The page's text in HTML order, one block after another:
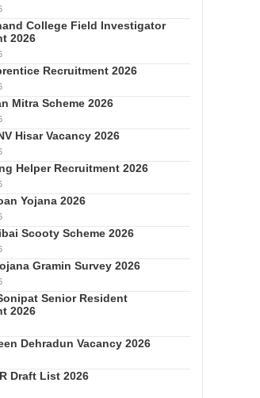
College Field Investigator
2026
Recruitment 2026
Mitra Scheme 2026
Hisar Vacancy 2026
Helper Recruitment 2026
Yojana 2026
Scooty Scheme 2026
Gramin Survey 2026
Senior Resident
2026
Dehradun Vacancy 2026
Draft List 2026